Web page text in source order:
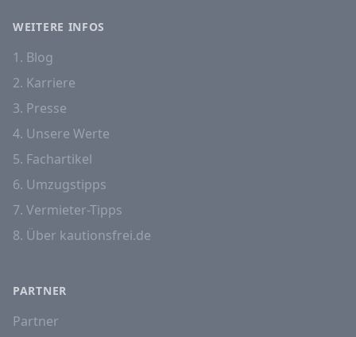
WEITERE INFOS
1. Blog
2. Karriere
3. Presse
4. Unsere Werte
5. Fachartikel
6. Umzugstipps
7. Vermieter-Tipps
8. Über kautionsfrei.de
PARTNER
Partner